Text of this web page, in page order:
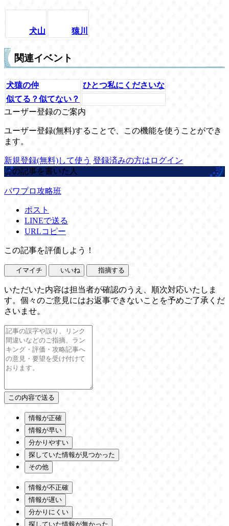
犬山 猿川
関連イベント
犬猿の仲
ひとつ私にくださいな
似てる？似てない？
ユーザー登録のご案内
ユーザー登録(無料)することで、この機能を使うことができ
ます。
新規登録(無料)して使う 登録済みの方はログイン
この記事を書いた人
パワプロ攻略班
ポスト
LINEで送る
URLコピー
この記事を評価しよう！
イマイチ いいね 指摘する
いただいた内容は担当者が確認のうえ、順次対応いたしま
す。個々のご意見にはお返事できないことを予めご了承くだ
さいませ。
情報が正確
情報が早い
分かりやすい
探していた情報が見つかった
その他
情報が不正確
情報が遅い
分かりにくい
探していた情報が無かった